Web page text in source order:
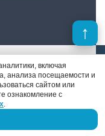
включая
анализа посещаемости и
сайтом или
ознакомление с
.